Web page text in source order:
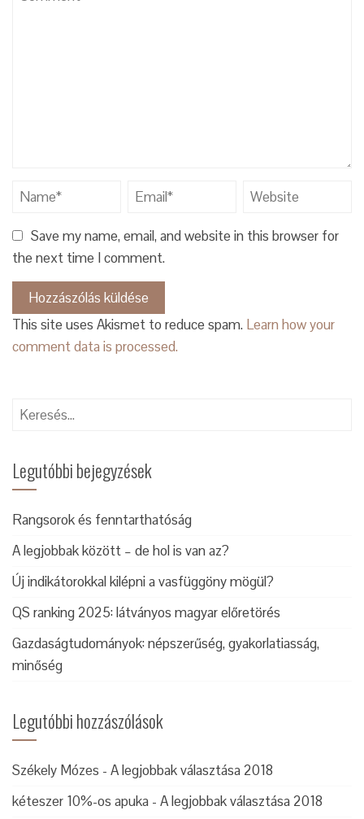
Save my name, email, and website in this browser for
the next time I comment.
This site uses Akismet to reduce spam. Learn how your
comment data is processed.
Keresés:
Legutóbbi bejegyzések
Rangsorok és fenntarthatóság
A legjobbak között – de hol is van az?
Új indikátorokkal kilépni a vasfüggöny mögül?
QS ranking 2025: látványos magyar előretörés
Gazdaságtudományok: népszerűség, gyakorlatiasság,
minőség
Legutóbbi hozzászólások
Székely Mózes - A legjobbak választása 2018
kéteszer 10%-os apuka - A legjobbak választása 2018